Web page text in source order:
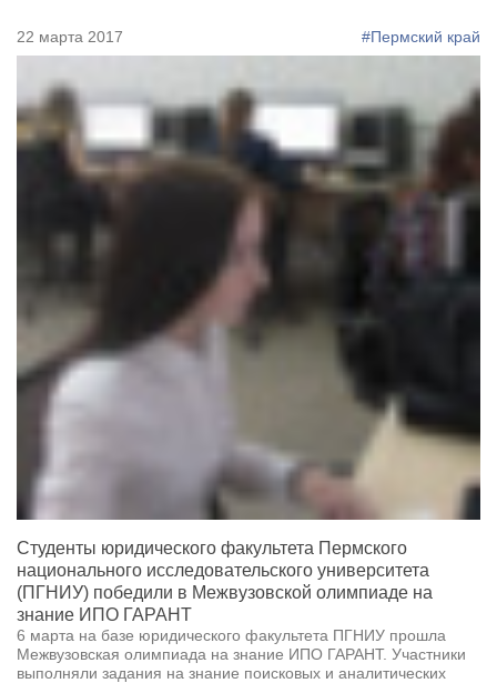
22 марта 2017 #Пермский край
Студенты юридического факультета Пермского
национального исследовательского университета
(ПГНИУ) победили в Межвузовской олимпиаде на
знание ИПО ГАРАНТ
6 марта на базе юридического факультета ПГНИУ прошла
Межвузовская олимпиада на знание ИПО ГАРАНТ. Участники
выполняли задания на знание поисковых и аналитических